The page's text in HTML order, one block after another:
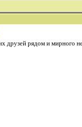
друзей рядом и мирного